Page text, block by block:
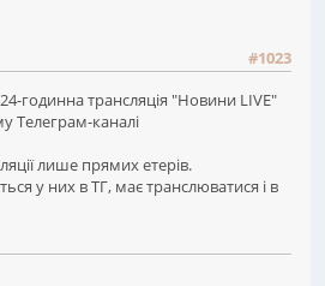
#1023
годинна трансляція "Новини LIVE"
Телеграм-каналі
лише прямих етерів.
у них в ТГ, має транслюватися і в